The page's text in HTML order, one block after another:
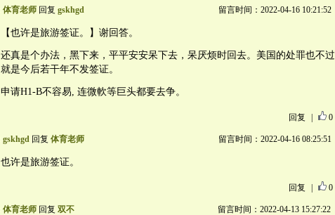
体育老师回复 gskhgd 留言时间：2022-04-16 10:21:52
【也许是旅游签证。】谢回答。
还真是个办法，黑下来，平平安安呆下去，呆厌烦时回去。美国的处罪也不过
就是今后若干年不发签证。
申请H1-B不容易, 连微軟等巨头都要去争。
回复 0
gskhgd回复 体育老师 留言时间：2022-04-16 08:25:51
也许是旅游签证。
回复 0
体育老师回复 双不 留言时间：2022-04-13 15:27:22